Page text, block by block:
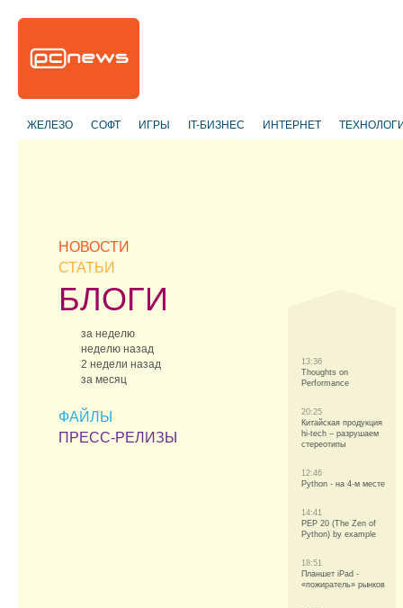
ЖЕЛЕЗО СОФТ ИГРЫ IT-БИЗНЕС ИНТЕРНЕТ
НОВОСТИ
СТАТЬИ
БЛОГИ
за неделю
неделю назад
2 недели назад
за месяц
ФАЙЛЫ
ПРЕСС-РЕЛИЗЫ
13:36
Thoughts on
Performance
20:25
Китайская продукция
hi-tech – разрушаем
стереотипы
12:46
Python - на 4-м месте
14:41
PEP 20 (The Zen of
Python) by example
18:51
Планшет iPad -
«пожиратель» рынков